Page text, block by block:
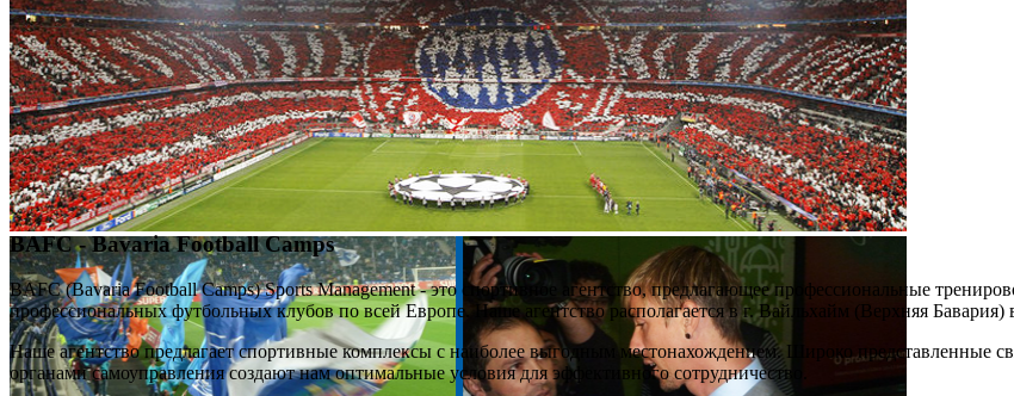
BAFC - Bavaria Football Camps
BAFC (Bavaria Football Camps) Sports Management - это спортивное агентство, предлагающее профессиональные
профессиональных футбольных клубов по всей Европе. Наше агентство располагается в г. Вайльхайм (Верхняя
Наше агентство предлагает спортивные комплексы с наиболее выгодным местонахождением. Широко представленные
органами самоуправления создают нам оптимальные условия для эффективного сотрудничество.